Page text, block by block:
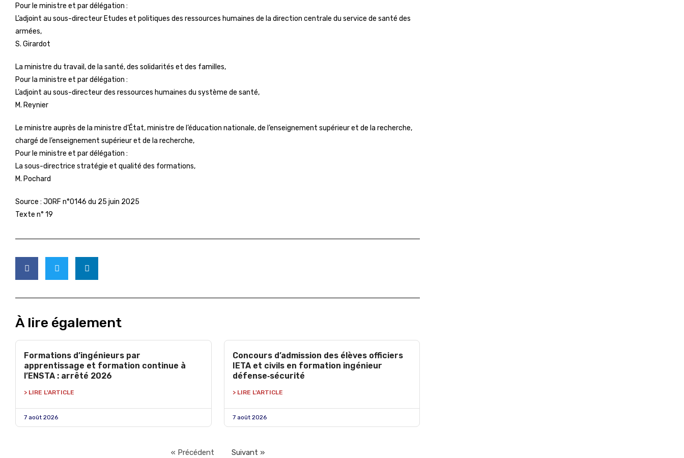
Pour le ministre et par délégation :
L’adjoint au sous-directeur Etudes et politiques des ressources humaines de la direction centrale du service de santé des
armées,
S. Girardot
La ministre du travail, de la santé, des solidarités et des familles,
Pour la ministre et par délégation :
L’adjoint au sous-directeur des ressources humaines du système de santé,
M. Reynier
Le ministre auprès de la ministre d’État, ministre de l’éducation nationale, de l’enseignement supérieur et de la recherche,
chargé de l’enseignement supérieur et de la recherche,
Pour le ministre et par délégation :
La sous-directrice stratégie et qualité des formations,
M. Pochard
Source : JORF n°0146 du 25 juin 2025
Texte n° 19
À lire également
Formations d’ingénieurs par
apprentissage et formation continue à
l’ENSTA : arrêté 2026
> LIRE L'ARTICLE
7 août 2026
Concours d’admission des élèves officiers
IETA et civils en formation ingénieur
défense‑sécurité
> LIRE L'ARTICLE
7 août 2026
« Précédent Suivant »